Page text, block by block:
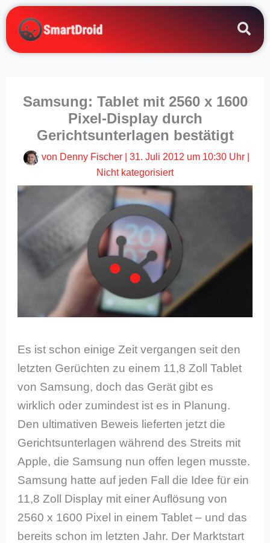
Zum
Inhalt
springen
Samsung: Tablet mit 2560 x 1600
Pixel-Display durch
Gerichtsunterlagen bestätigt
von Denny Fischer 31. Juli 2012 um 10:30 Uhr
Nicht kategorisiert
Es ist schon einige Zeit vergangen seit den
letzten Gerüchten zu einem 11,8 Zoll Tablet
von Samsung, doch das Gerät gibt es
wirklich oder zumindest ist es in Planung.
Den ultimativen Beweis lieferten jetzt die
Gerichtsunterlagen während des Streits mit
Apple, die Samsung nun offen legen musste.
Samsung hatte auf jeden Fall die Idee für ein
11,8 Zoll Display mit einer Auflösung von
2560 x 1600 Pixel in einem Tablet – und das
bereits schon im letzten Jahr. Der Marktstart